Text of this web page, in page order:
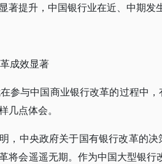
著提升，中国银行业在近、中期发
成效显著
参与中国商业银行改革的过程中
几点体会。
，中央政府关于国有银行改革的
将会遥遥无期。作为中国大型银